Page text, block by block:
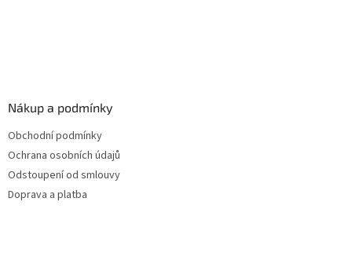
Nákup a podmínky
Obchodní podmínky
Ochrana osobních údajů
Odstoupení od smlouvy
Doprava a platba